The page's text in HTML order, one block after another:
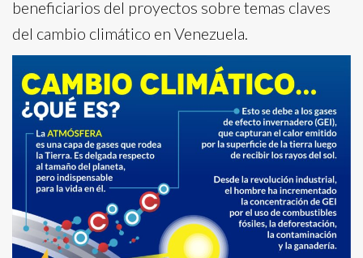
beneficiarios del proyectos sobre temas claves
del cambio climático en Venezuela.